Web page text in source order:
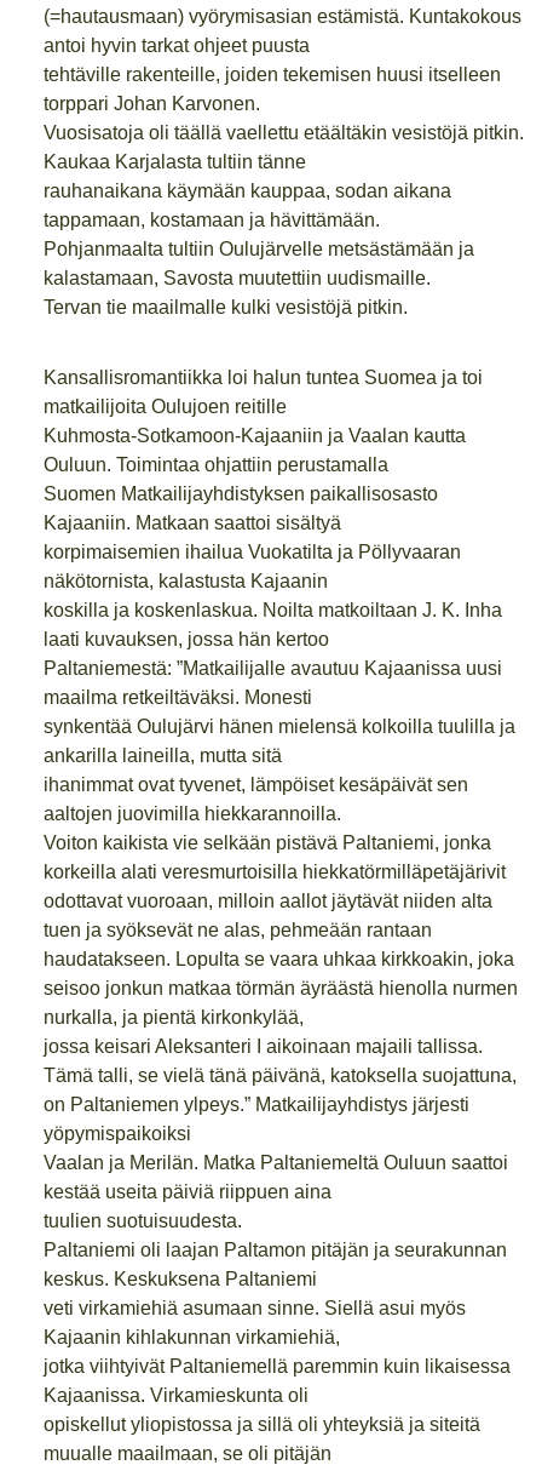
(=hautausmaan) vyörymisasian estämistä. Kuntakokous
antoi hyvin tarkat ohjeet puusta
tehtäville rakenteille, joiden tekemisen huusi itselleen
torppari Johan Karvonen.
Vuosisatoja oli täällä vaellettu etäältäkin vesistöjä pitkin.
Kaukaa Karjalasta tultiin tänne
rauhanaikana käymään kauppaa, sodan aikana
tappamaan, kostamaan ja hävittämään.
Pohjanmaalta tultiin Oulujärvelle metsästämään ja
kalastamaan, Savosta muutettiin uudismaille.
Tervan tie maailmalle kulki vesistöjä pitkin.
Kansallisromantiikka loi halun tuntea Suomea ja toi
matkailijoita Oulujoen reitille
Kuhmosta-Sotkamoon-Kajaaniin ja Vaalan kautta
Ouluun. Toimintaa ohjattiin perustamalla
Suomen Matkailijayhdistyksen paikallisosasto
Kajaaniin. Matkaan saattoi sisältyä
korpimaisemien ihailua Vuokatilta ja Pöllyvaaran
näkötornista, kalastusta Kajaanin
koskilla ja koskenlaskua. Noilta matkoiltaan J. K. Inha
laati kuvauksen, jossa hän kertoo
Paltaniemestä: ”Matkailijalle avautuu Kajaanissa uusi
maailma retkeiltäväksi. Monesti
synkentää Oulujärvi hänen mielensä kolkoilla tuulilla ja
ankarilla laineilla, mutta sitä
ihanimmat ovat tyvenet, lämpöiset kesäpäivät sen
aaltojen juovimilla hiekkarannoilla.
Voiton kaikista vie selkään pistävä Paltaniemi, jonka
korkeilla alati veresmurtoisilla hiekkatörmilläpetäjärivit
odottavat vuoroaan, milloin aallot jäytävät niiden alta
tuen ja syöksevät ne alas, pehmeään rantaan
haudatakseen. Lopulta se vaara uhkaa kirkkoakin, joka
seisoo jonkun matkaa törmän äyräästä hienolla nurmen
nurkalla, ja pientä kirkonkylää,
jossa keisari Aleksanteri I aikoinaan majaili tallissa.
Tämä talli, se vielä tänä päivänä, katoksella suojattuna,
on Paltaniemen ylpeys.” Matkailijayhdistys järjesti
yöpymispaikoiksi
Vaalan ja Merilän. Matka Paltaniemeltä Ouluun saattoi
kestää useita päiviä riippuen aina
tuulien suotuisuudesta.
Paltaniemi oli laajan Paltamon pitäjän ja seurakunnan
keskus. Keskuksena Paltaniemi
veti virkamiehiä asumaan sinne. Siellä asui myös
Kajaanin kihlakunnan virkamiehiä,
jotka viihtyivät Paltaniemellä paremmin kuin likaisessa
Kajaanissa. Virkamieskunta oli
opiskellut yliopistossa ja sillä oli yhteyksiä ja siteitä
muualle maailmaan, se oli pitäjän